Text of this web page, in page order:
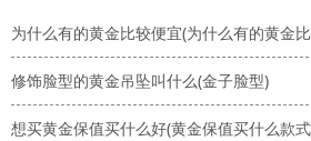
为什么有的黄金比较便宜(为什么有的黄金
修饰脸型的黄金吊坠叫什么(金子脸型)
想买黄金保值买什么好(黄金保值买什么款